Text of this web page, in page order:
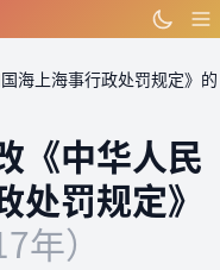
海上海事行政处罚规定》的
《中华人民
处罚规定》
年）